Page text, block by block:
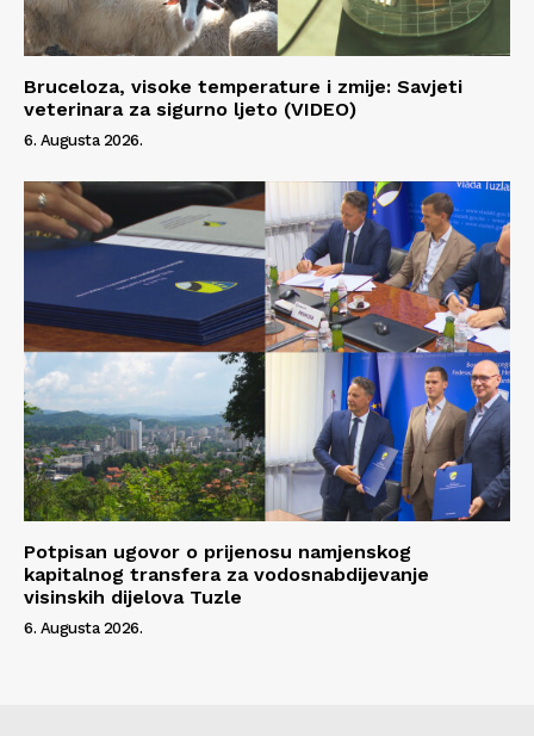
Bruceloza, visoke temperature i zmije: Savjeti
veterinara za sigurno ljeto (VIDEO)
6. Augusta 2026.
Potpisan ugovor o prijenosu namjenskog
kapitalnog transfera za vodosnabdijevanje
visinskih dijelova Tuzle
6. Augusta 2026.